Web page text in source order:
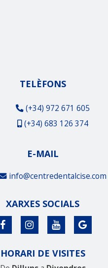
TELÈFONS
(+34) 972 671 605
(+34) 683 126 374
E-MAIL
info@centredentalcise.com
XARXES SOCIALS
HORARI DE VISITES